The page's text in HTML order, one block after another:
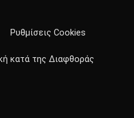
Ρυθμίσεις Cookies
κατά της Διαφθοράς